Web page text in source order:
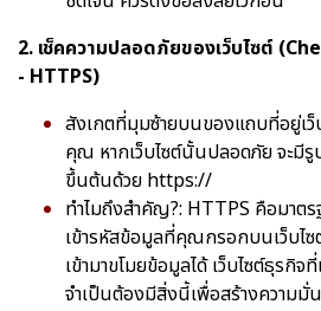
2. เช็คความปลอดภัยของเว็บไซต์
- HTTPS)
สังเกตที่มุมซ้ายบนของแถบที่อยู่เ
คุณ หากเว็บไซต์นั้นปลอดภัย จะมี
ขึ้นต้นด้วย https://
ทำไมถึงสำคัญ?: HTTPS คือมาต
เข้ารหัสข้อมูลที่คุณกรอกบนเว็บไ
เข้ามาขโมยข้อมูลได้ เว็บไซต์ธุรกิ
จำเป็นต้องมีสิ่งนี้เพื่อสร้างความมั่